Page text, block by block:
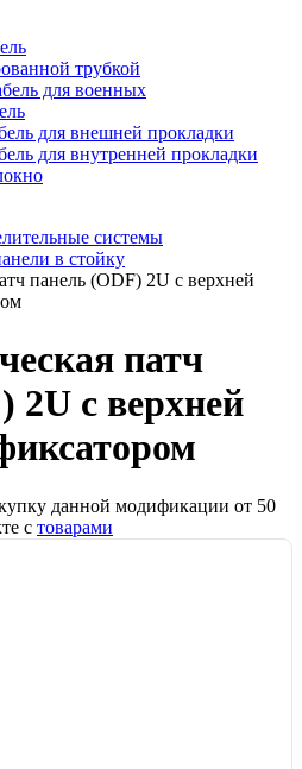
трубкой
для военных
для внешней прокладки
для внутренней прокладки
системы
в стойку
панель (ODF) 2U с верхней
патч
2U с верхней
данной модификации от 50
с товарами